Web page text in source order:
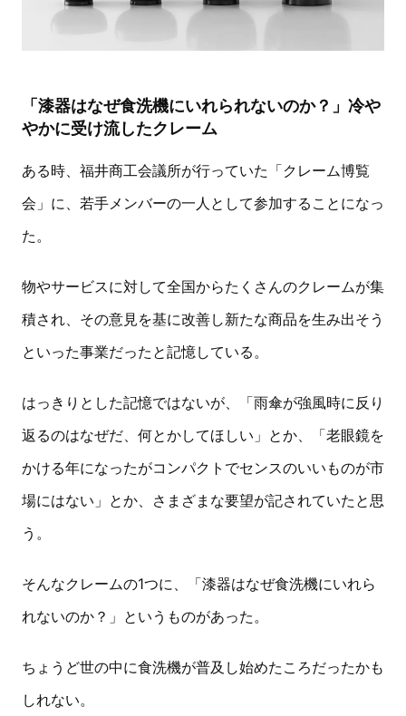
「漆器はなぜ食洗機にいれられないのか？」冷や
やかに受け流したクレーム
ある時、福井商工会議所が行っていた「クレーム博覧
会」に、若手メンバーの一人として参加することになっ
た。
物やサービスに対して全国からたくさんのクレームが集
積され、その意見を基に改善し新たな商品を生み出そう
といった事業だったと記憶している。
はっきりとした記憶ではないが、「雨傘が強風時に反り
返るのはなぜだ、何とかしてほしい」とか、「老眼鏡を
かける年になったがコンパクトでセンスのいいものが市
場にはない」とか、さまざまな要望が記されていたと思
う。
そんなクレームの1つに、「漆器はなぜ食洗機にいれら
れないのか？」というものがあった。
ちょうど世の中に食洗機が普及し始めたころだったかも
しれない。